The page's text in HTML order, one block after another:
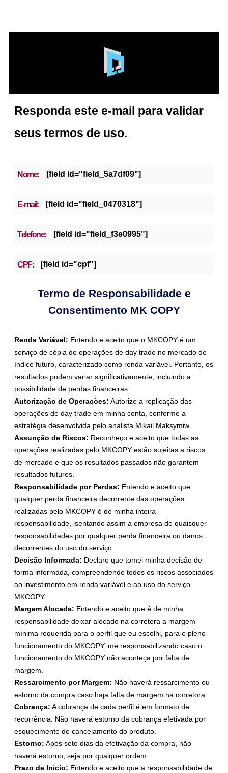
Responda este e-mail para validar
seus termos de uso.
Nome: [field id="field_5a7df09"]
E-mail: [field id="field_0470318"]
Telefone: [field id="field_f3e0995"]
CPF: [field id="cpf"]
Termo de Responsabilidade e
Consentimento MK COPY
Renda Variável: Entendo e aceito que o MKCOPY é um
serviço de cópia de operações de day trade no mercado de
índice futuro, caracterizado como renda variável. Portanto, os
resultados podem variar significativamente, incluindo a
possibilidade de perdas financeiras.
Autorização de Operações: Autorizo a replicação das
operações de day trade em minha conta, conforme a
estratégia desenvolvida pelo analista Mikail Maksymiw.
Assunção de Riscos: Reconheço e aceito que todas as
operações realizadas pelo MKCOPY estão sujeitas a riscos
de mercado e que os resultados passados não garantem
resultados futuros.
Responsabilidade por Perdas: Entendo e aceito que
qualquer perda financeira decorrente das operações
realizadas pelo MKCOPY é de minha inteira
responsabilidade, isentando assim a empresa de quaisquer
responsabilidades por qualquer perda financeira ou danos
decorrentes do uso do serviço.
Decisão Informada: Declaro que tomei minha decisão de
forma informada, compreendendo todos os riscos associados
ao investimento em renda variável e ao uso do serviço
MKCOPY.
Margem Alocada: Entendo e aceito que é de minha
responsabilidade deixar alocado na corretora a margem
mínima requerida para o perfil que eu escolhi, para o pleno
funcionamento do MKCOPY, me responsabilizando caso o
funcionamento do MKCOPY não aconteça por falta de
margem.
Ressarcimento por Margem: Não haverá ressarcimento ou
estorno da compra caso haja falta de margem na corretora.
Cobrança: A cobrança de cada perfil é em formato de
recorrência. Não haverá estorno da cobrança efetivada por
esquecimento de cancelamento do produto.
Estorno: Após sete dias da efetivação da compra, não
haverá estorno, seja por qualquer ordem.
Prazo de Início: Entendo e aceito que a responsabilidade de